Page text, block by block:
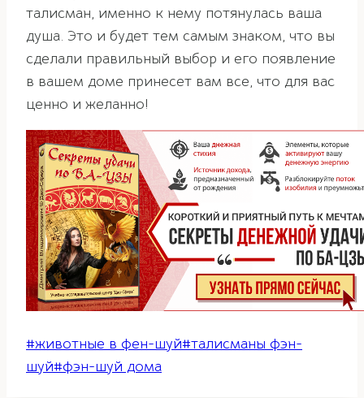
талисман, именно к нему потянулась ваша
душа. Это и будет тем самым знаком, что вы
сделали правильный выбор и его появление
в вашем доме принесет вам все, что для вас
ценно и желанно!
Метки
записи:
#животные в фен-шуй#талисманы фэн-
шуй#фэн-шуй дома